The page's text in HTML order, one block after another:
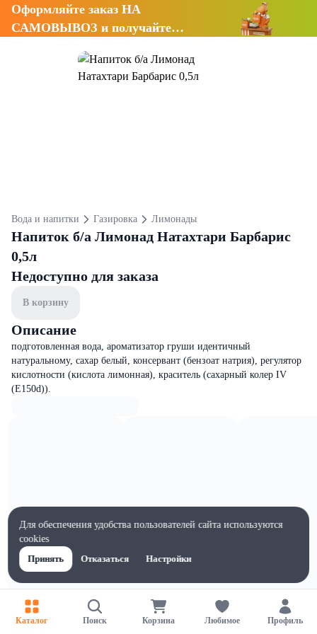
Оформляйте заказ НА
САМОВЫВОЗ и получайте
Вода и напитки Газировка Лимонады
Напиток б/а Лимонад Натахтари Барбарис
0,5л
Недоступно для заказа
В корзину
Описание
подготовленная вода, ароматизатор груши идентичный
натуральному, сахар белый, консервант (бензоат натрия), регулятор
кислотности (кислота лимонная), краситель (сахарный колер IV
(Е150d)).
Каталог Поиск Корзина Любимое Профиль
Для обеспечения удобства пользователей сайта используются
cookies
Принять
Отказаться Настройки